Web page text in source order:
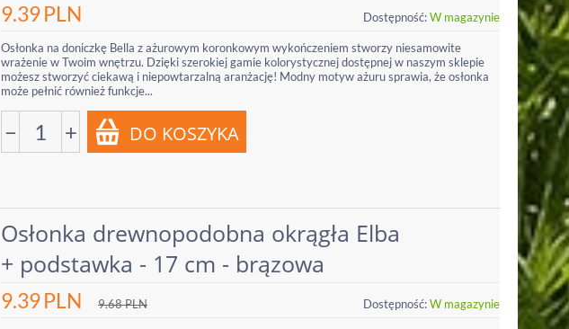
9.39PLN Dostępność:W magazynie
Osłonka na doniczkę Bella z ażurowym koronkowym wykończeniem stworzy niesamowite
wrażenie w Twoim wnętrzu. Dzięki szerokiej gamie kolorystycznej dostępnej w naszym sklepie
możesz stworzyć ciekawą i niepowtarzalną aranżację! Modny motyw ażuru sprawia, że osłonka
może pełnić również funkcje...
− +
Osłonka drewnopodobna okrągła Elba
+ podstawka - 17 cm - brązowa
9.39PLN 9.68PLN Dostępność:W magazynie